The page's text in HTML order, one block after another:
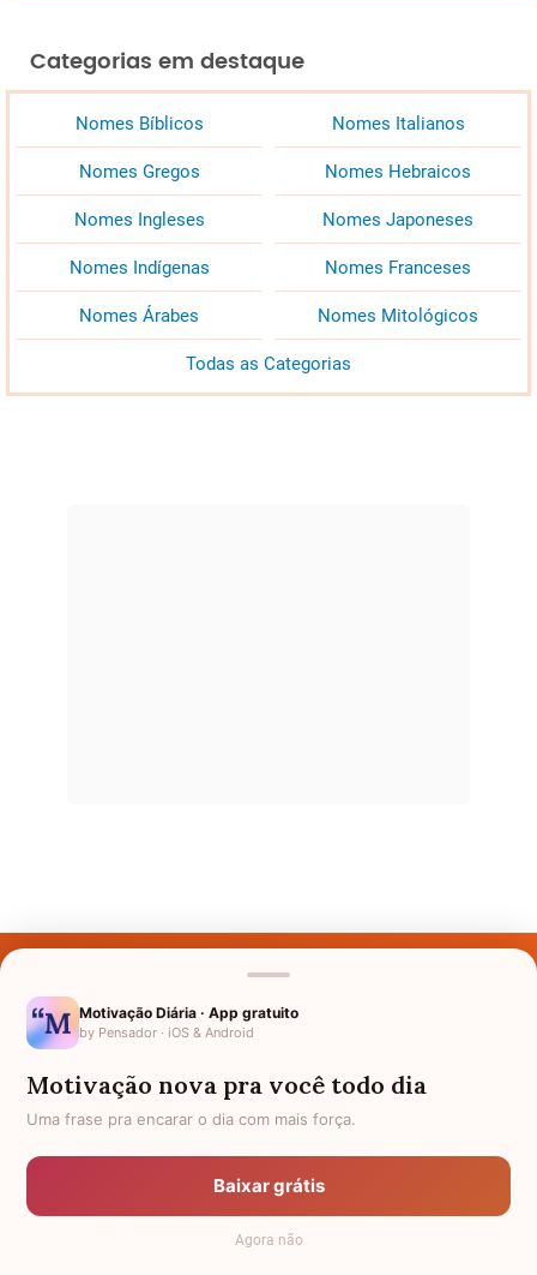
Categorias em destaque
Nomes Bíblicos Nomes Italianos
Nomes Gregos Nomes Hebraicos
Nomes Ingleses Nomes Japoneses
Nomes Indígenas Nomes Franceses
Nomes Árabes Nomes Mitológicos
Todas as Categorias
Nomes pelo Mundo
Política de Privacidade
Anuncie
Termos de Uso
Motivação Diária · App gratuito
by Pensador · iOS & Android
Motivação nova pra você todo dia
Uma frase pra encarar o dia com mais força.
Baixar grátis
Agora não